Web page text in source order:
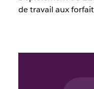
de travail aux